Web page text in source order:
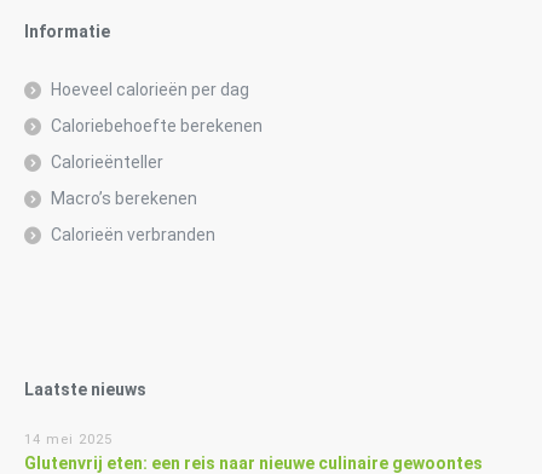
Informatie
Hoeveel calorieën per dag
Caloriebehoefte berekenen
Calorieënteller
Macro’s berekenen
Calorieën verbranden
Laatste nieuws
14 mei 2025
Glutenvrij eten: een reis naar nieuwe culinaire gewoontes